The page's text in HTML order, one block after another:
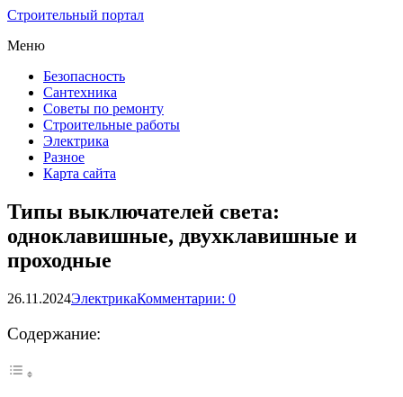
Строительный портал
Меню
Безопасность
Сантехника
Советы по ремонту
Строительные работы
Электрика
Разное
Карта сайта
Типы выключателей света:
одноклавишные, двухклавишные и
проходные
26.11.2024ЭлектрикаКомментарии: 0
Содержание: